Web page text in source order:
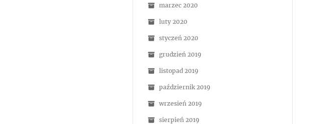
marzec 2020
luty 2020
styczeń 2020
grudzień 2019
listopad 2019
październik 2019
wrzesień 2019
sierpień 2019